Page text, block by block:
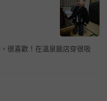
很喜歡！在溫泉飯店穿很吸